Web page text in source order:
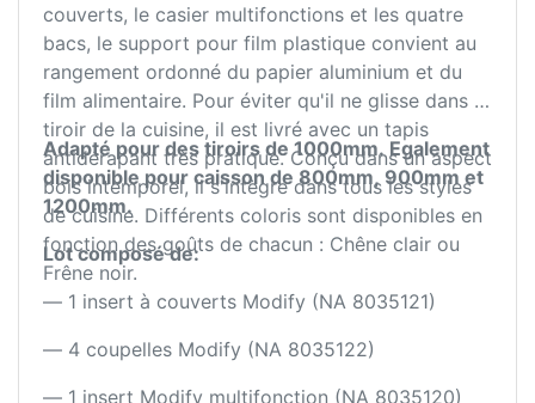
couverts, le casier multifonctions et les quatre
bacs, le support pour film plastique convient au
rangement ordonné du papier aluminium et du
film alimentaire. Pour éviter qu'il ne glisse dans le
tiroir de la cuisine, il est livré avec un tapis
antidérapant très pratique. Conçu dans un aspect
bois intemporel, il s'intègre dans tous les styles
de cuisine. Différents coloris sont disponibles en
fonction des goûts de chacun : Chêne clair ou
Frêne noir.
Adapté pour des tiroirs de 1000mm. Egalement
disponible pour caisson de 800mm, 900mm et
1200mm.
Lot composé de:
— 1 insert à couverts Modify (NA 8035121)
— 4 coupelles Modify (NA 8035122)
— 1 insert Modify multifonction (NA 8035120)